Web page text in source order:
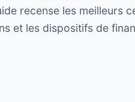
recense les meilleurs
et les dispositifs de